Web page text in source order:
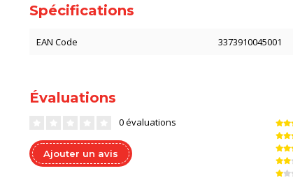
Spécifications
EAN Code 3373910045001
Évaluations
0 évaluations
Ajouter un avis